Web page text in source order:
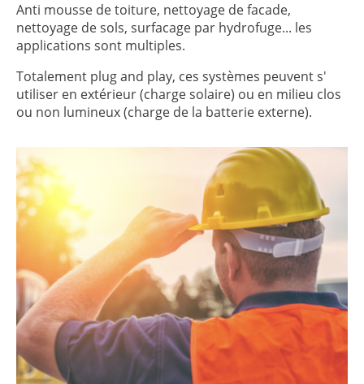
Anti mousse de toiture, nettoyage de facade,
nettoyage de sols, surfacage par hydrofuge... les
applications sont multiples.
Totalement plug and play, ces systèmes peuvent s'
utiliser en extérieur (charge solaire) ou en milieu clos
ou non lumineux (charge de la batterie externe).